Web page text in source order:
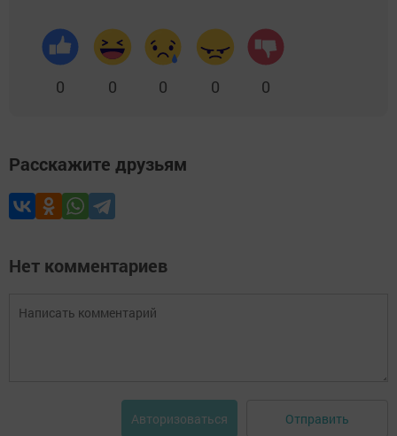
0 0 0 0 0
Расскажите друзьям
Нет комментариев
Авторизоваться Отправить